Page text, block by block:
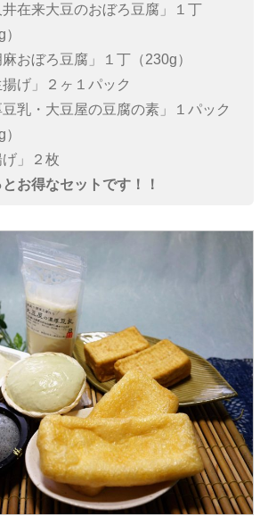
井在来大豆のおぼろ豆腐」１丁
麻おぼろ豆腐」１丁（230g）
揚げ」２ヶ１パック
豆乳・大豆屋の豆腐の素」１パック
げ」２枚
お得なセットです！！